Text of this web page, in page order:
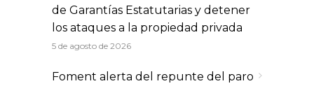
de Garantías Estatutarias y detener
los ataques a la propiedad privada
5 de agosto de 2026
Foment alerta del repunte del paro